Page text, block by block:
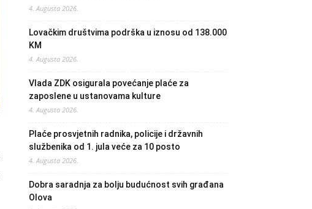
4. Augusta 2026.
Lovačkim društvima podrška u iznosu od 138.000
KM
4. Augusta 2026.
Vlada ZDK osigurala povećanje plaće za
zaposlene u ustanovama kulture
4. Augusta 2026.
Plaće prosvjetnih radnika, policije i državnih
službenika od 1. jula veće za 10 posto
4. Augusta 2026.
Dobra saradnja za bolju budućnost svih građana
Olova